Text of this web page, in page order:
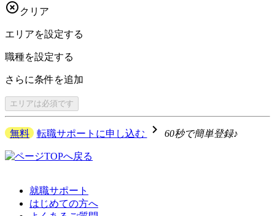
 クリア
エリアを設定する
職種を設定する
さらに条件を追加
エリアは必須です
無料 転職サポートに申し込む navigate_next 60秒で簡単登録♪
就職サポート
はじめての方へ